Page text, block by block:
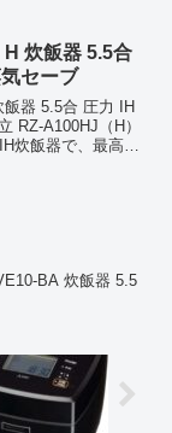
・無水調...
炊飯器 5.5合
セーブ
飯器 5.5合 圧力 IH
RZ‑A100HJ（H）
炊飯器で、最高
BA 炊飯器 5.5